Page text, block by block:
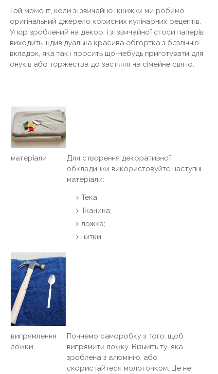
Той момент, коли зі звичайної книжки ми робимо
оригінальний джерело корисних кулінарних рецептів.
Упор зроблений на декор, і зі звичайної стоси паперів
виходить індивідуальна красива обгортка з безліччю
вкладок, яка так і просить що-небудь приготувати для
онуків або торжества до застілля на сімейне свято.
матеріали
Для створення декоративної
обкладинки використовуйте наступні
матеріали:
Тека;
Тканина;
ложка;
нитки.
випрямлення
ложки
Почнемо саморобку з того, щоб
випрямити ложку. Візьміть ту, яка
зроблена з алюмінію, або
скористайтеся молоточком. Це не